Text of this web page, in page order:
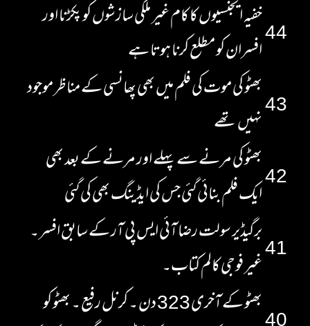
44
خفیہ ایجنسیوں کا کام غیر ملکی سازشوں کو پکڑنا اور
افسران کو مطلع کرنا ہوتا ہے
43
بھٹو کی موت کی فلم میں بھی پھانسی کے مناظر موجود
نہیں تھے
42
بھٹو کی مرنے سے پہلے اور مرنے کے بعد بھی
ایک فلم بنائی گئی جس کی ایڈینگ بھی کی گئی
41
برگیڈیر سولت رضا آئی ایس پی آر کے سابق افسر ۔
غیر فوجی کالم کتاب۔
بھٹو کے آخری 323 دن ۔ کرنل رفیع ۔ بھٹو کو